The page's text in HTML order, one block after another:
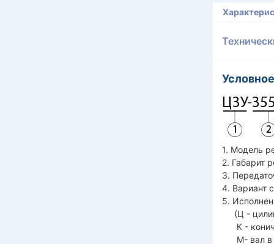
1. Модель
2. Габарит
3.
4. Вариант
5.
(Ц -
К -
М- вал в